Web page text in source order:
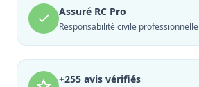
Assuré RC Pro
Responsabilité civile professionnelle
+255 avis vérifiés